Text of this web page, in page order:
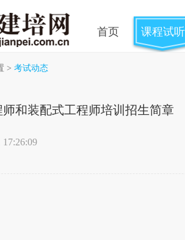
首页 课程试听
> 考试动态
和装配式工程师培训招生简章
17:26:09